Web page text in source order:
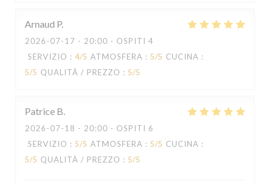
Arnaud P
2026-07-17 - 20:00 - OSPITI 4
SERVIZIO : 4/5 ATMOSFERA : 5/5 CUCINA :
5/5 QUALITÀ / PREZZO : 5/5
Patrice B
2026-07-18 - 20:00 - OSPITI 6
SERVIZIO : 5/5 ATMOSFERA : 5/5 CUCINA :
5/5 QUALITÀ / PREZZO : 5/5